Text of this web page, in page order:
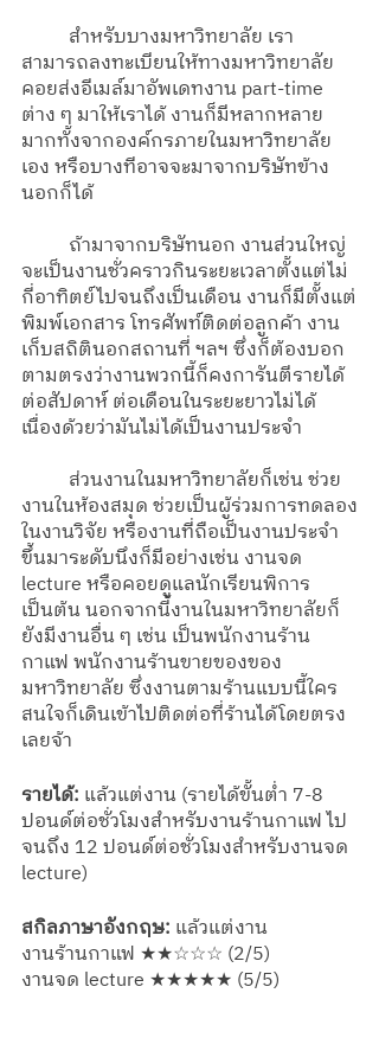
สามารถลงทะเบียนให้ทางมหาวิทยาลัย
คอยส่งอีเมล์มาอัพเดทงาน part-time
ต่าง ๆ มาให้เราได้ งานก็มีหลากหลาย
มากทั้งจากองค์กรภายในมหาวิทยาลัย
เอง หรือบางทีอาจจะมาจากบริษัทข้าง
นอกก็ได้
จะเป็นงานชั่วคราวกินระยะเวลาตั้งแต่ไม่
กี่อาทิตย์ไปจนถึงเป็นเดือน งานก็มีตั้งแต่
พิมพ์เอกสาร โทรศัพท์ติดต่อลูกค้า งาน
เก็บสถิตินอกสถานที่ ฯลฯ ซึ่งก็ต้องบอก
ตามตรงว่างานพวกนี้ก็คงการันตีรายได้
ต่อสัปดาห์ ต่อเดือนในระยะยาวไม่ได้
เนื่องด้วยว่ามันไม่ได้เป็นงานประจำ
งานในห้องสมุด ช่วยเป็นผู้ร่วมการทดลอง
ในงานวิจัย หรืองานที่ถือเป็นงานประจำ
ขึ้นมาระดับนึงก็มีอย่างเช่น งานจด
lecture หรือคอยดูแลนักเรียนพิการ
เป็นต้น นอกจากนี้งานในมหาวิทยาลัยก็
ยังมีงานอื่น ๆ เช่น เป็นพนักงานร้าน
กาแฟ พนักงานร้านขายของของ
มหาวิทยาลัย ซึ่งงานตามร้านแบบนี้ใคร
สนใจก็เดินเข้าไปติดต่อที่ร้านได้โดยตรง
เลยจ้า
รายได้: แล้วแต่งาน (รายได้ขั้นต่ำ 7-8
ปอนด์ต่อชั่วโมงสำหรับงานร้านกาแฟ ไป
จนถึง 12 ปอนด์ต่อชั่วโมงสำหรับงานจด
lecture)
สกิลภาษาอังกฤษ: แล้วแต่งาน
งานร้านกาแฟ ★★☆☆☆ (2/5)
งานจด lecture ★★★★★ (5/5)